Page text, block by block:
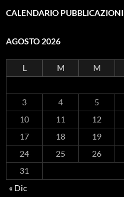
CALENDARIO PUBBLICAZIONI
AGOSTO 2026
L M M
3
4 5
10
11 12
17
18 19
24
25 26
31
« Dic